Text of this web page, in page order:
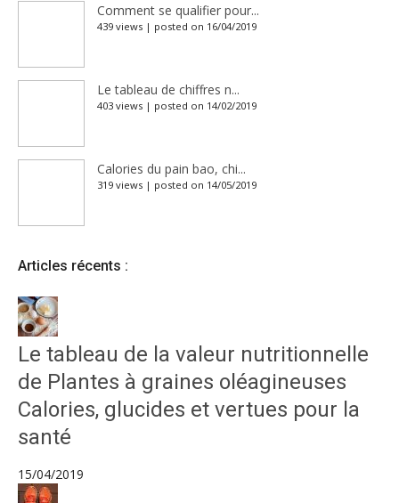
Comment se qualifier pour...
439 views | posted on 16/04/2019
Le tableau de chiffres n...
403 views | posted on 14/02/2019
Calories du pain bao, chi...
319 views | posted on 14/05/2019
Articles récents :
Le tableau de la valeur nutritionnelle
de Plantes à graines oléagineuses
Calories, glucides et vertues pour la
santé
15/04/2019